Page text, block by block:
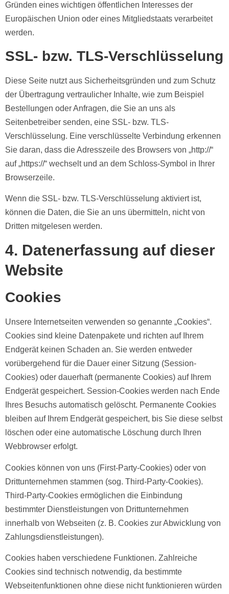
Gründen eines wichtigen öffentlichen Interesses der
Europäischen Union oder eines Mitgliedstaats verarbeitet
werden.
SSL- bzw. TLS-Verschlüsselung
Diese Seite nutzt aus Sicherheitsgründen und zum Schutz
der Übertragung vertraulicher Inhalte, wie zum Beispiel
Bestellungen oder Anfragen, die Sie an uns als
Seitenbetreiber senden, eine SSL- bzw. TLS-
Verschlüsselung. Eine verschlüsselte Verbindung erkennen
Sie daran, dass die Adresszeile des Browsers von „http://“
auf „https://“ wechselt und an dem Schloss-Symbol in Ihrer
Browserzeile.
Wenn die SSL- bzw. TLS-Verschlüsselung aktiviert ist,
können die Daten, die Sie an uns übermitteln, nicht von
Dritten mitgelesen werden.
4. Datenerfassung auf dieser
Website
Cookies
Unsere Internetseiten verwenden so genannte „Cookies“.
Cookies sind kleine Datenpakete und richten auf Ihrem
Endgerät keinen Schaden an. Sie werden entweder
vorübergehend für die Dauer einer Sitzung (Session-
Cookies) oder dauerhaft (permanente Cookies) auf Ihrem
Endgerät gespeichert. Session-Cookies werden nach Ende
Ihres Besuchs automatisch gelöscht. Permanente Cookies
bleiben auf Ihrem Endgerät gespeichert, bis Sie diese selbst
löschen oder eine automatische Löschung durch Ihren
Webbrowser erfolgt.
Cookies können von uns (First-Party-Cookies) oder von
Drittunternehmen stammen (sog. Third-Party-Cookies).
Third-Party-Cookies ermöglichen die Einbindung
bestimmter Dienstleistungen von Drittunternehmen
innerhalb von Webseiten (z. B. Cookies zur Abwicklung von
Zahlungsdienstleistungen).
Cookies haben verschiedene Funktionen. Zahlreiche
Cookies sind technisch notwendig, da bestimmte
Webseitenfunktionen ohne diese nicht funktionieren würden